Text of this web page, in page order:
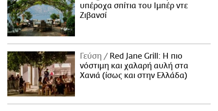
υπέροχα σπίτια του Ιμπέρ ντε
Ζιβανσί
Γεύση
Red Jane Grill: Η πιο
νόστιμη και χαλαρή αυλή στα
Χανιά (ίσως και στην Ελλάδα)